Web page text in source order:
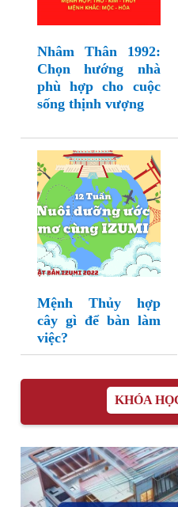
Nhâm Thân 1992:
Chọn hướng nhà
phù hợp cho cuộc
sống thịnh vượng
Mệnh Thủy hợp
cây gì để bàn làm
việc?
KHÓA